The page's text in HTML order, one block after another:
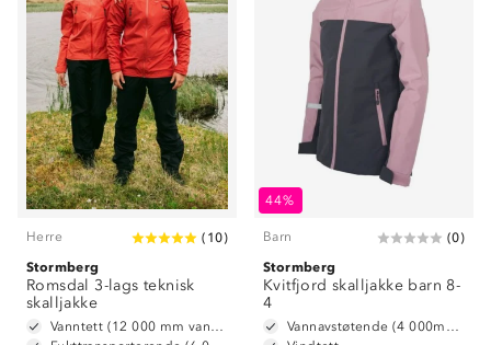
Herre ( 10)
Stormberg
Romsdal 3-lags teknisk
skalljakke
Vanntett (12 000 mm vannsøyle)
44%
Barn (0)
Stormberg
Kvitfjord skalljakke barn 8-
4
Vannavstøtende (4 000mm vannsøyle)